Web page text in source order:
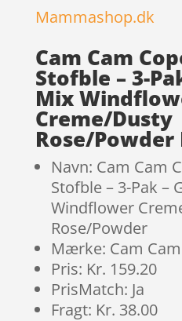
Mammashop.dk
Cam Cam
Stofble – 3-
Mix
Creme/Dusty
Rose/Powder
Navn: Cam Cam
Stofble – 3-Pak –
Windflower
Rose/Powder
Mærke: Cam
Pris: Kr. 159.20
PrisMatch: Ja
Fragt: Kr. 38.00